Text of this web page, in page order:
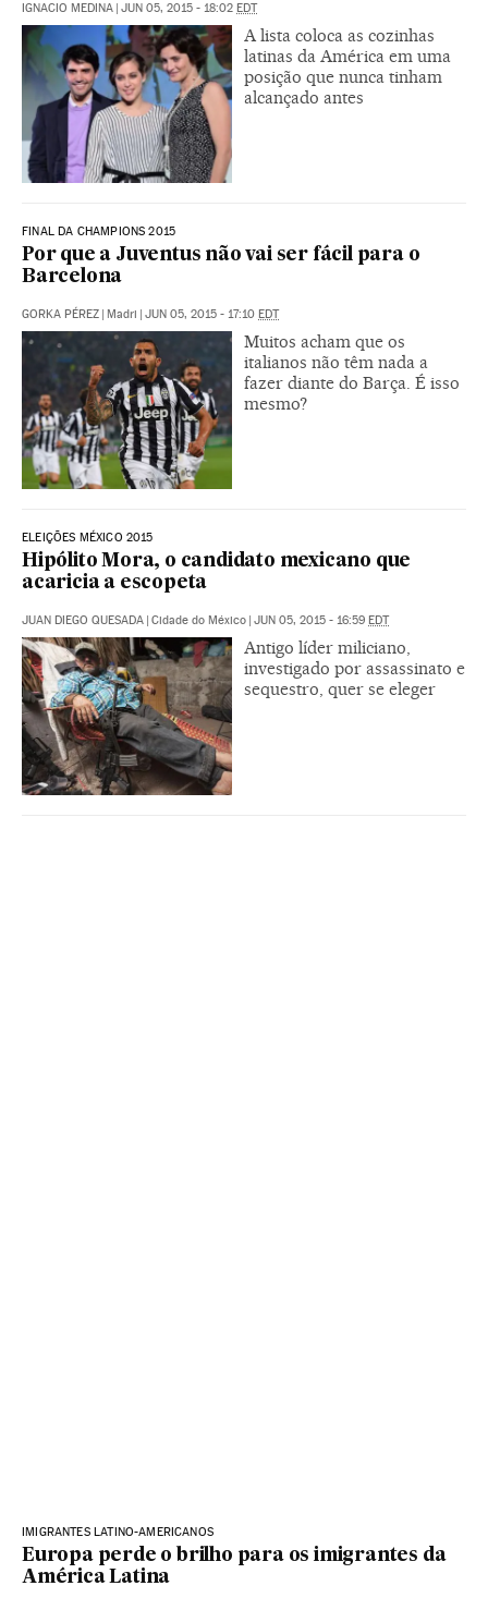
IGNACIO MEDINA | JUN 05, 2015 - 18:02 EDT
A lista coloca as cozinhas
latinas da América em uma
posição que nunca tinham
alcançado antes
FINAL DA CHAMPIONS 2015
Por que a Juventus não vai ser fácil para o
Barcelona
GORKA PÉREZ | Madri | JUN 05, 2015 - 17:10 EDT
Muitos acham que os
italianos não têm nada a
fazer diante do Barça. É isso
mesmo?
ELEIÇÕES MÉXICO 2015
Hipólito Mora, o candidato mexicano que
acaricia a escopeta
JUAN DIEGO QUESADA | Cidade do México | JUN 05, 2015 - 16:59 EDT
Antigo líder miliciano,
investigado por assassinato e
sequestro, quer se eleger
IMIGRANTES LATINO-AMERICANOS
Europa perde o brilho para os imigrantes da
América Latina